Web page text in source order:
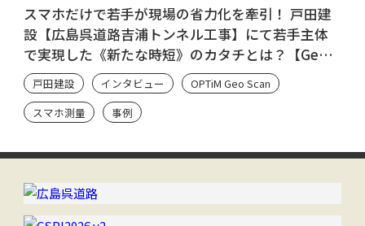
スマホだけで若手が現場の省力化を牽引！ 戸田建
設【広島呉道路吉浦トンネル工事】にて若手主体
で実現した《新たな時短》のカタチとは？【Geo
Scan ユーザーのシン・流儀】
戸田建設 インタビュー
OPTiM Geo Scan
スマホ測量
事例